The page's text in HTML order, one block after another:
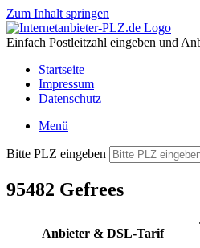
Zum Inhalt springen
Einfach Postleitzahl eingeben und
Startseite
Impressum
Datenschutz
Menü
Bitte PLZ eingeben
95482 Gefrees
Anbieter & DSL-Tarif